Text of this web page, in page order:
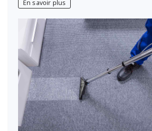
En savoir plus